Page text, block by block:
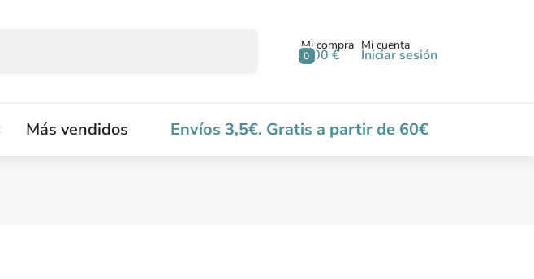
0
Mi compra
0,00 €
Mi cuenta
Iniciar sesión
Más vendidos Envíos 3,5€. Gratis a partir de 60€